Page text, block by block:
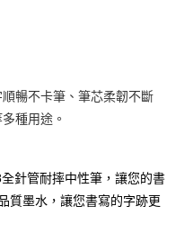
暢不卡筆、筆芯柔韌不斷
種用途。
針管耐摔中性筆，讓您的書
質墨水，讓您書寫的字跡更